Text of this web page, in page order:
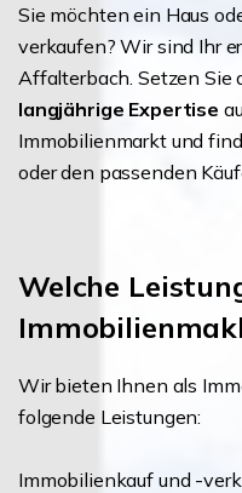
Sie möchten ein Haus
verkaufen? Wir sind Ihr
Affalterbach. Setzen Sie
langjährige Expertise
Immobilienmarkt und
oder den passenden
Welche
Wir bieten Ihnen als
folgende Leistungen:
Immobilienkauf und -